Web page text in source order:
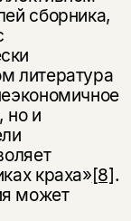
сборника,
литература
но и
краха»[8].
может